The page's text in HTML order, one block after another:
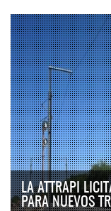
LA ATTRAPI
PARA NUEVOS